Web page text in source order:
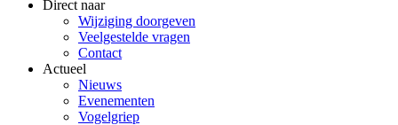
Direct naar
Wijziging doorgeven
Veelgestelde vragen
Contact
Actueel
Nieuws
Evenementen
Vogelgriep